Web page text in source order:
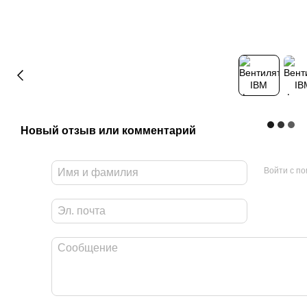
Новый отзыв или комментарий
Войти с